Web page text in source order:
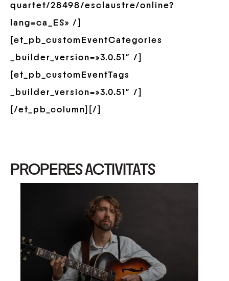
quartet/28498/esclaustre/online?
lang=ca_ES» /]
[et_pb_customEventCategories
_builder_version=»3.0.51″ /]
[et_pb_customEventTags
_builder_version=»3.0.51″ /]
[/et_pb_column][/]
PROPERES ACTIVITATS